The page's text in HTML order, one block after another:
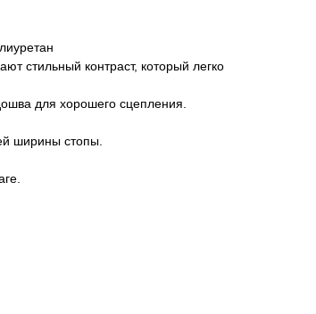
стильный контраст, который легко
для хорошего сцепления.
ширины стопы.